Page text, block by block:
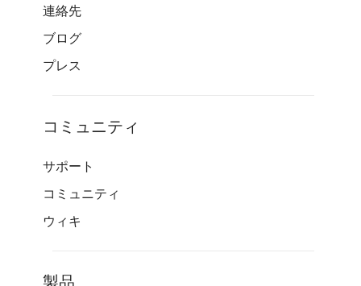
連絡先
ブログ
プレス
コミュニティ
サポート
コミュニティ
ウィキ
製品